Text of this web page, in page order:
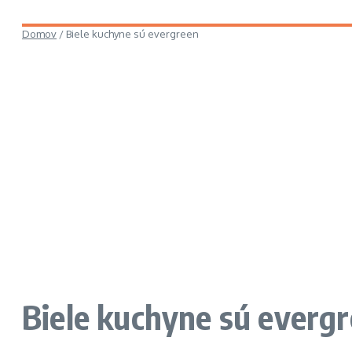
Domov / Biele kuchyne sú evergreen
Biele kuchyne sú